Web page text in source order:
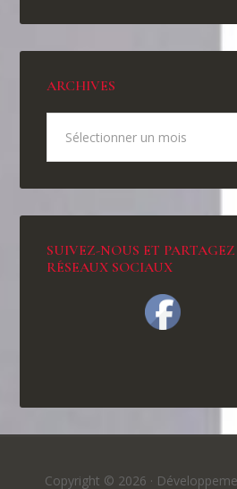
ARCHIVES
SUIVEZ-NOUS ET PARTAGEZ
RÉSEAUX SOCIAUX
Copyright © 2026 ·